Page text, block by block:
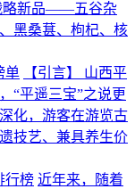
略新品——五谷杂
黑桑葚、枸杞、核
单
【引言】 山西平
“平遥三宝”之说更
化，游客在游览古
技艺、兼具养生价
行榜 近年来，随着